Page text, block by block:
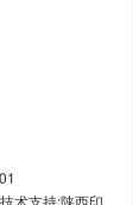
技术支持:陕西印